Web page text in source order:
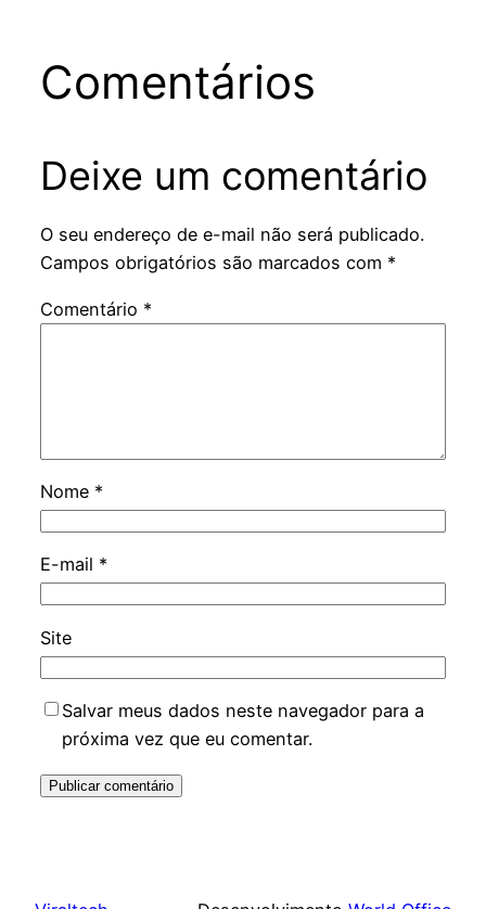
Comentários
Deixe um comentário
O seu endereço de e-mail não será publicado.
Campos obrigatórios são marcados com *
Comentário *
Nome *
E-mail *
Site
Salvar meus dados neste navegador para a
próxima vez que eu comentar.